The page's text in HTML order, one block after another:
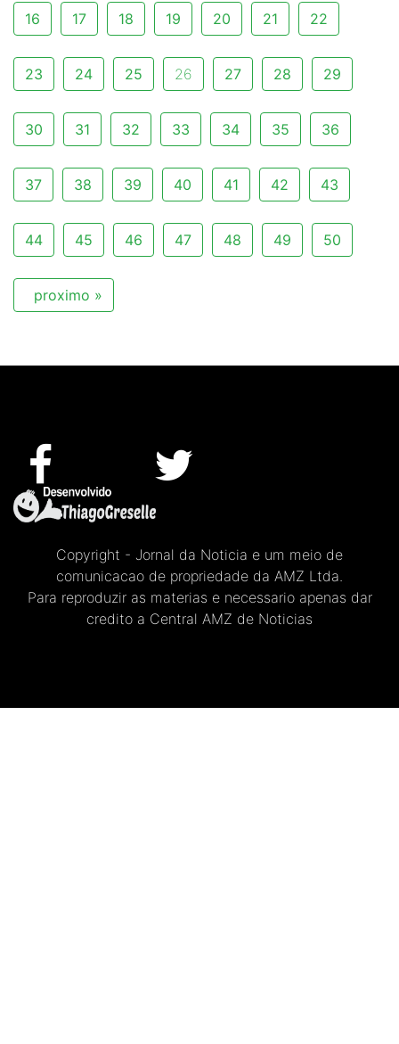
16 17 18 19 20 21 22
23 24 25 26 27 28 29
30 31 32 33 34 35 36
37 38 39 40 41 42 43
44 45 46 47 48 49 50
proximo »
Copyright - Jornal da Noticia e um meio de
comunicacao de propriedade da AMZ Ltda.
Para reproduzir as materias e necessario apenas dar
credito a Central AMZ de Noticias